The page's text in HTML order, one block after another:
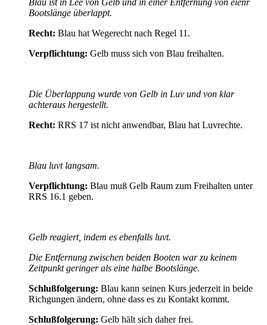
Bootslänge überlappt.
Recht: Blau hat Wegerecht nach Regel 11.
Verpflichtung: Gelb muss sich von Blau freihalten.
Die Überlappung wurde von Gelb in Luv und von klar
achteraus hergestellt.
Recht: RRS 17 ist nicht anwendbar, Blau hat Luvrechte.
Blau luvt langsam.
Verpflichtung: Blau muß Gelb Raum zum Freihalten unter
RRS 16.1 geben.
Gelb reagiert, indem es ebenfalls luvt.
Die Entfernung zwischen beiden Booten war zu keinem
Zeitpunkt geringer als eine halbe Bootslänge.
Schlußfolgerung: Blau kann seinen Kurs jederzeit in beide
Richgungen ändern, ohne dass es zu Kontakt kommt.
Schlußfolgerung: Gelb hält sich daher frei.